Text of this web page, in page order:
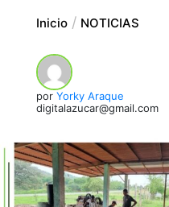
Inicio NOTICIAS
por Yorky Araque
digitalazucar@gmail.com